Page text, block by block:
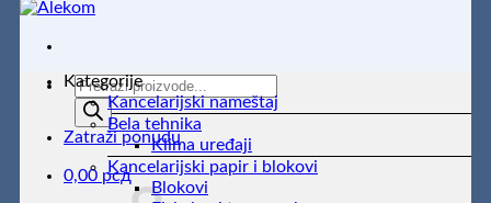
Products
search
Zatraži ponudu
0,00 рсд
Kategorije
Kancelarijski nameštaj
Bela tehnika
Klima uređaji
Kancelarijski papir i blokovi
Blokovi